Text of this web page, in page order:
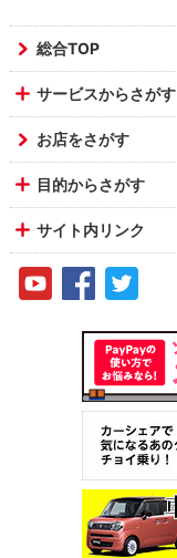
総合TOP
サービスからさがす
お店をさがす
目的からさがす
サイト内リンク